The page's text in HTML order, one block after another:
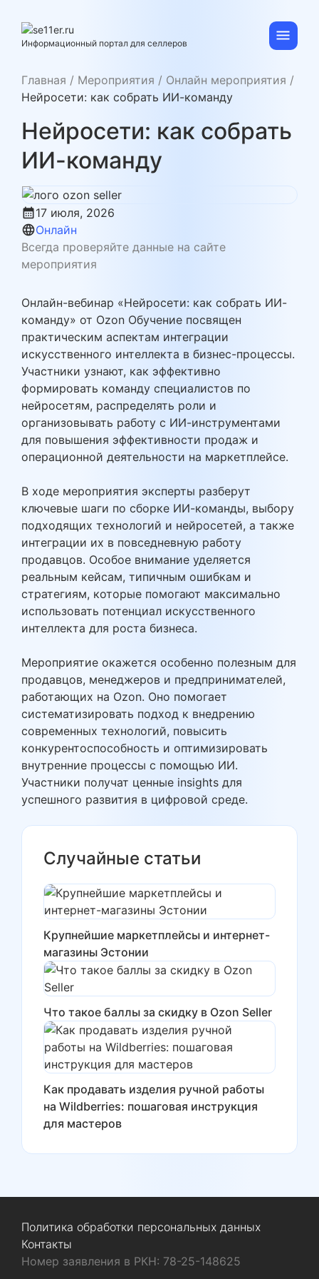
contentse11er.ru
Информационный портал для селлеров
Главная / Мероприятия / Онлайн мероприятия /
Нейросети: как собрать ИИ-команду
Нейросети: как собрать
ИИ-команду
calendar_month17 июля, 2026
languageОнлайн
Всегда проверяйте данные на сайте
мероприятия
Онлайн-вебинар «Нейросети: как собрать ИИ-
команду» от Ozon Обучение посвящен
практическим аспектам интеграции
искусственного интеллекта в бизнес-процессы.
Участники узнают, как эффективно
формировать команду специалистов по
нейросетям, распределять роли и
организовывать работу с ИИ-инструментами
для повышения эффективности продаж и
операционной деятельности на маркетплейсе.
В ходе мероприятия эксперты разберут
ключевые шаги по сборке ИИ-команды, выбору
подходящих технологий и нейросетей, а также
интеграции их в повседневную работу
продавцов. Особое внимание уделяется
реальным кейсам, типичным ошибкам и
стратегиям, которые помогают максимально
использовать потенциал искусственного
интеллекта для роста бизнеса.
Мероприятие окажется особенно полезным для
продавцов, менеджеров и предпринимателей,
работающих на Ozon. Оно помогает
систематизировать подход к внедрению
современных технологий, повысить
конкурентоспособность и оптимизировать
внутренние процессы с помощью ИИ.
Участники получат ценные insights для
успешного развития в цифровой среде.
Случайные статьи
Крупнейшие маркетплейсы и интернет-
магазины Эстонии
Что такое баллы за скидку в Ozon Seller
Как продавать изделия ручной работы
на Wildberries: пошаговая инструкция
для мастеров
Политика обработки персональных данных
Контакты
Номер заявления в РКН: 78-25-148625